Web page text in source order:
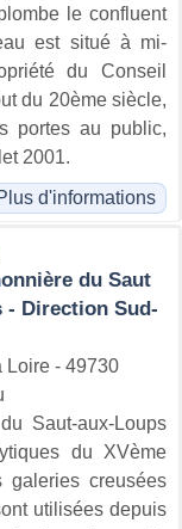
le confluent
est situé à mi-
du Conseil
du 20ème siècle,
portes au public,
2001.
d'informations
du Saut
- Direction Sud-
Loire - 49730
Saut-aux-Loups
du XVème
galeries creusées
utilisées depuis